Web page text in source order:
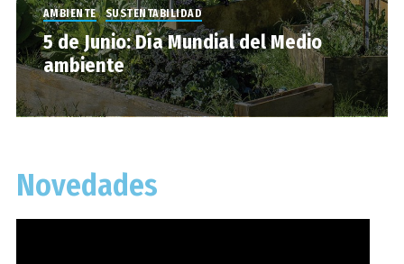
AMBIENTE
SUSTENTABILIDAD
5 de Junio: Día Mundial del Medio
ambiente
Novedades